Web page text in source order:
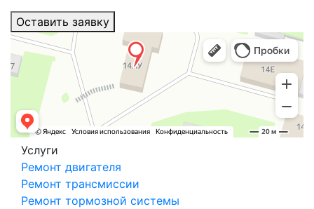
Оставить заявку
Услуги
Ремонт двигателя
Ремонт трансмиссии
Ремонт тормозной системы